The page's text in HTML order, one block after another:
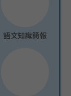
語文知識簡報